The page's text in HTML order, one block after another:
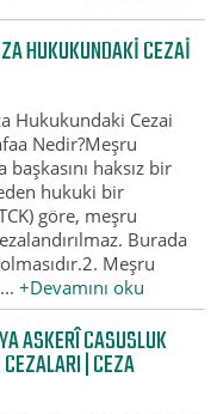
HUKUKUNDAKI CEZAI
Hukukundaki Cezai
Nedir?Meşru
haksız bir
hukuki bir
göre, meşru
Burada
Meşru
+Devamını oku
ASKERÎ CASUSLUK
| CEZA